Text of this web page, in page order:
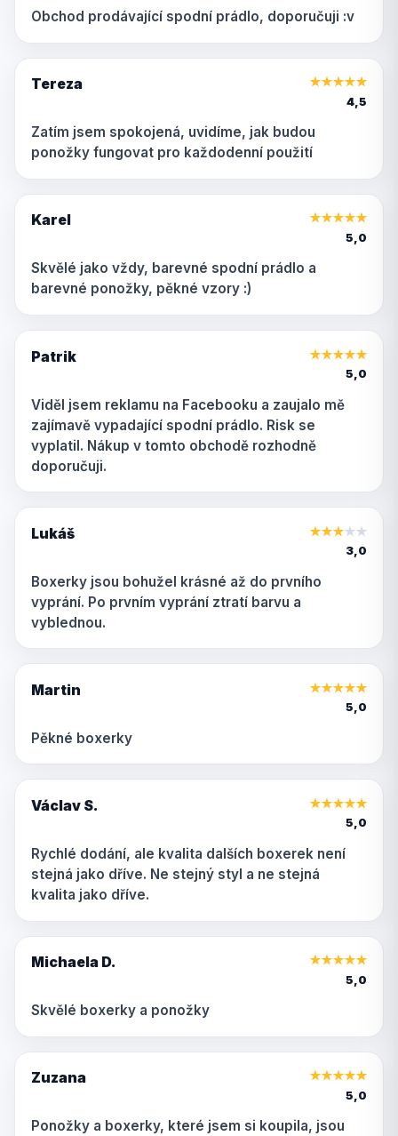
Obchod prodávající spodní prádlo, doporučuji :v
Tereza ★★★★★
4,5
Zatím jsem spokojená, uvidíme, jak budou
ponožky fungovat pro každodenní použití
Karel ★★★★★
5,0
Skvělé jako vždy, barevné spodní prádlo a
barevné ponožky, pěkné vzory :)
Patrik ★★★★★
5,0
Viděl jsem reklamu na Facebooku a zaujalo mě
zajímavě vypadající spodní prádlo. Risk se
vyplatil. Nákup v tomto obchodě rozhodně
doporučuji.
Lukáš ★★★★★
3,0
Boxerky jsou bohužel krásné až do prvního
vyprání. Po prvním vyprání ztratí barvu a
vyblednou.
Martin ★★★★★
5,0
Pěkné boxerky
Václav S. ★★★★★
5,0
Rychlé dodání, ale kvalita dalších boxerek není
stejná jako dříve. Ne stejný styl a ne stejná
kvalita jako dříve.
Michaela D. ★★★★★
5,0
Skvělé boxerky a ponožky
Zuzana ★★★★★
5,0
Ponožky a boxerky, které jsem si koupila, jsou